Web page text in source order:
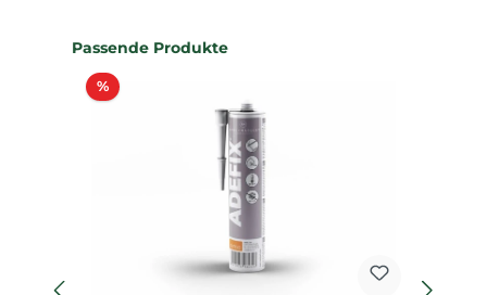
Produktgalerie überspringen
Passende Produkte
%Rabatt